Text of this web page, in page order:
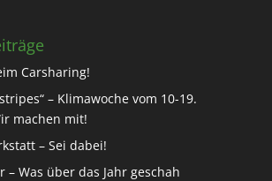
Carsharing!
– Klimawoche vom 10-19.
machen mit!
– Sei dabei!
– Was über das Jahr geschah